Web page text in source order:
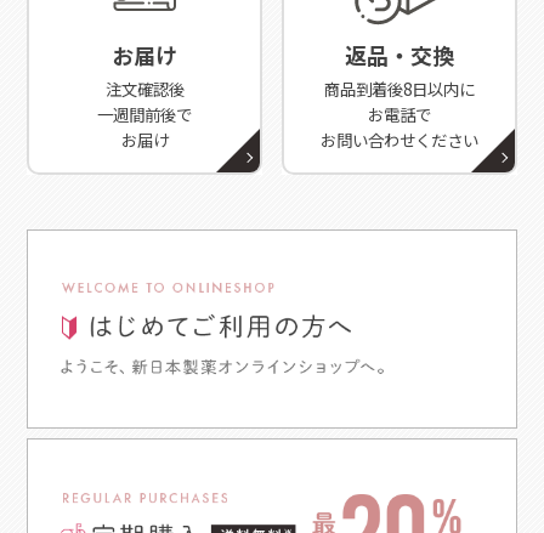
お届け
注文確認後
一週間前後で
お届け
返品・交換
商品到着後8日以内に
お電話で
お問い合わせください